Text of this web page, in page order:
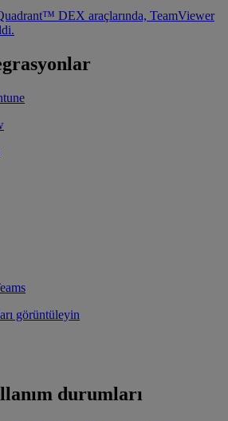
DEX araçlarında, TeamViewer
görüntüleyin
durumları